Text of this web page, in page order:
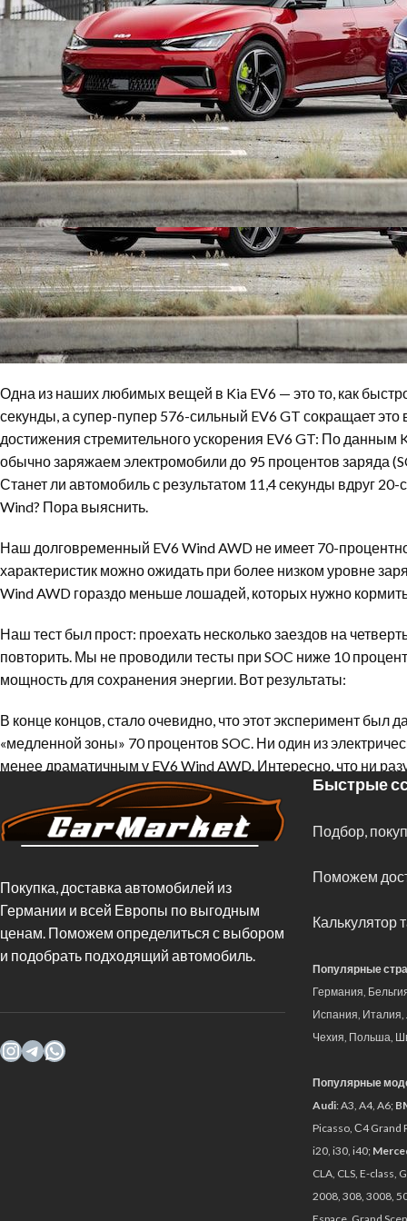
Одна из наших любимых вещей в Kia EV6 — это то, как
секунды, а супер-пупер 576-сильный EV6 GT сокращает
достижения стремительного ускорения EV6 GT: По данным
обычно заряжаем электромобили до 95 процентов заряда
Станет ли автомобиль с результатом 11,4 секунды вдруг
Wind? Пора выяснить.
Наш долговременный EV6 Wind AWD не имеет 70-
характеристик можно ожидать при более низком уровне
Wind AWD гораздо меньше лошадей, которых нужно
Наш тест был прост: проехать несколько заездов на
повторить. Мы не проводили тесты при SOC ниже 10
мощность для сохранения энергии. Вот результаты:
В конце концов, стало очевидно, что этот эксперимент
«медленной зоны» 70 процентов SOC. Ни один из
менее драматичным у EV6 Wind AWD. Интересно, что ни
вопрос, что должно произойти, чтобы EV6 GT резко упал в
что потребуется, во имя испытаний.
Мы тестируем 2023 Toyota Tundra TRD Pro в течение
это2024 Polaris Xpedition Side-By-Side выводит
электрических внедорожников Chrysler: не больше
Джека Ребни, человека из Виннебаго, который однажды
MotorTrend Рекомендуемые истории
Обзор Kia EV6 SUVOTY 2022 года:
Мы тестируем Kia EV6 в течение года
2022 Hyundai Ioniq 5 против Kia EV6:
Покупка, доставка автомобилей из
Германии и всей Европы по выгодным
ценам. Поможем определиться с выбором
и подобрать подходящий автомобиль.
Быстрые
Подбор,
Поможем
Калькулятор
Популярные
Германия,
Испания, Италия,
Чехия, Польша,
Популярные
Audi: A3, A4, A6;
Picasso, С4 Grand
i20, i30, i40;
CLA, CLS, E-class,
2008, 308, 3008,